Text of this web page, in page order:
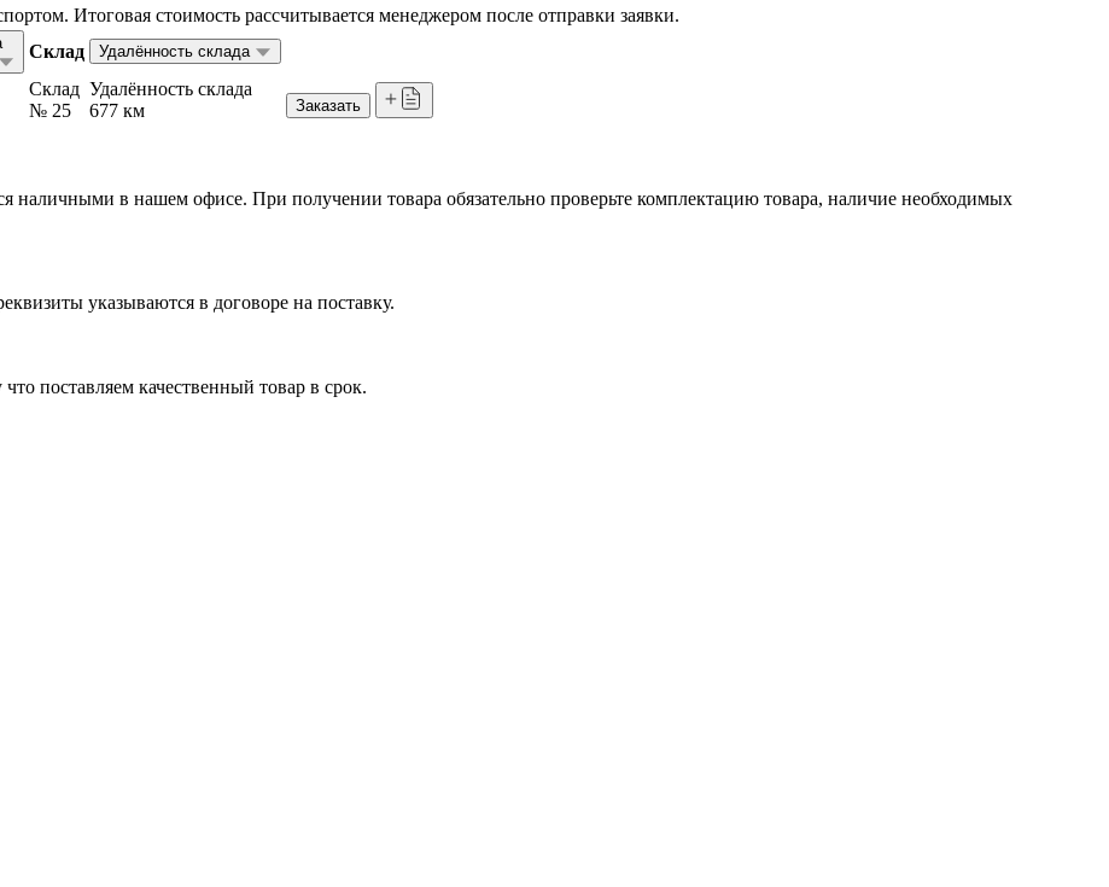
Итоговая стоимость рассчитывается менеджером после отправки заявки.
Склад Удалённость склада
Склад
№ 25
Удалённость склада
677 км
Заказать
наличными в нашем офисе. При получении товара обязательно проверьте комплектацию товара, наличие необходимых
указываются в договоре на поставку.
поставляем качественный товар в срок.